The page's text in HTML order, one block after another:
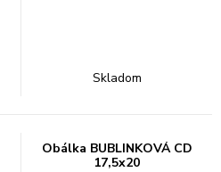
Skladom
Obálka BUBLINKOVÁ CD
17,5x20